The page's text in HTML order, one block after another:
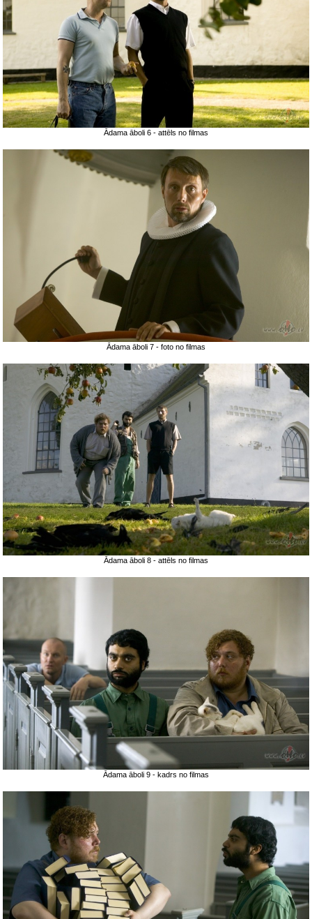
Ādama āboli 6 - attēls no filmas
Ādama āboli 7 - foto no filmas
Ādama āboli 8 - attēls no filmas
Ādama āboli 9 - kadrs no filmas